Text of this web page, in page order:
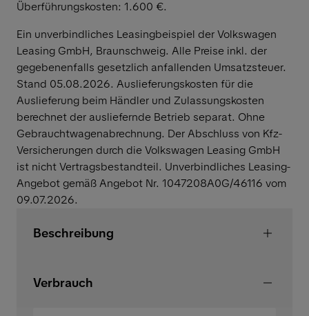
Überführungskosten: 1.600 €.
Ein unverbindliches Leasingbeispiel der Volkswagen
Leasing GmbH, Braunschweig. Alle Preise inkl. der
gegebenenfalls gesetzlich anfallenden Umsatzsteuer.
Stand 05.08.2026. Auslieferungskosten für die
Auslieferung beim Händler und Zulassungskosten
berechnet der ausliefernde Betrieb separat. Ohne
Gebrauchtwagenabrechnung. Der Abschluss von Kfz-
Versicherungen durch die Volkswagen Leasing GmbH
ist nicht Vertragsbestandteil. Unverbindliches Leasing-
Angebot gemäß Angebot Nr. 1047208A0G/46116 vom
09.07.2026.
Beschreibung
Verbrauch